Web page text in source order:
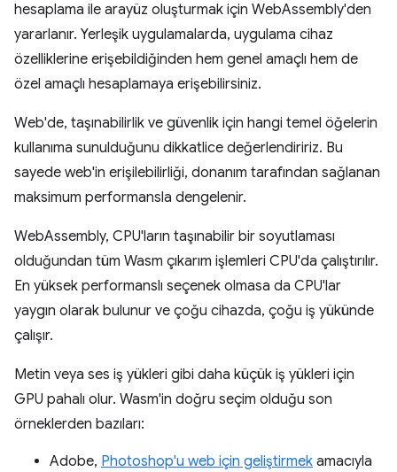
hesaplama ile arayüz oluşturmak için WebAssembly'den
yararlanır. Yerleşik uygulamalarda, uygulama cihaz
özelliklerine erişebildiğinden hem genel amaçlı hem de
özel amaçlı hesaplamaya erişebilirsiniz.
Web'de, taşınabilirlik ve güvenlik için hangi temel öğelerin
kullanıma sunulduğunu dikkatlice değerlendiririz. Bu
sayede web'in erişilebilirliği, donanım tarafından sağlanan
maksimum performansla dengelenir.
WebAssembly, CPU'ların taşınabilir bir soyutlaması
olduğundan tüm Wasm çıkarım işlemleri CPU'da çalıştırılır.
En yüksek performanslı seçenek olmasa da CPU'lar
yaygın olarak bulunur ve çoğu cihazda, çoğu iş yükünde
çalışır.
Metin veya ses iş yükleri gibi daha küçük iş yükleri için
GPU pahalı olur. Wasm'in doğru seçim olduğu son
örneklerden bazıları:
Adobe, Photoshop'u web için geliştirmek amacıyla